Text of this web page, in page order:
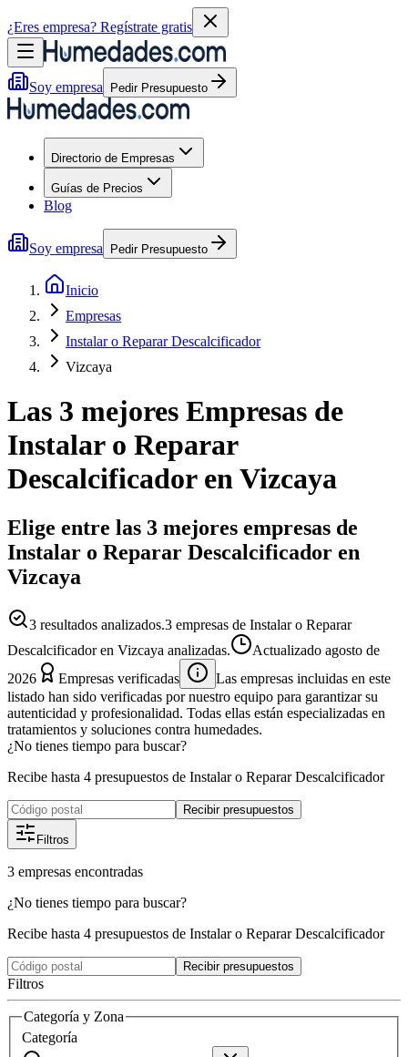
¿Eres empresa? Regístrate gratis
Soy empresa Pedir Presupuesto
Directorio de Empresas
Guías de Precios
Blog
Soy empresa Pedir Presupuesto
Inicio
Empresas
Instalar o Reparar Descalcificador
Vizcaya
Las 3 mejores Empresas de
Instalar o Reparar
DescalcificadorenVizcaya
Elige entre las 3 mejores empresas de
Instalar o Reparar Descalcificador en
Vizcaya
3 resultados analizados.3 empresas de Instalar o Reparar
Descalcificador en Vizcaya analizadas.
Actualizado agosto de
2026
Empresas verificadas
Las empresas incluidas en este
listado han sido verificadas por nuestro equipo para garantizar su
autenticidad y profesionalidad. Todas ellas están especializadas en
tratamientos y soluciones contra humedades.
¿No tienes tiempo para buscar?
Recibe hasta 4 presupuestos de Instalar o Reparar Descalcificador
Recibir presupuestos
Filtros
3 empresas encontradas
¿No tienes tiempo para buscar?
Recibe hasta 4 presupuestos de Instalar o Reparar Descalcificador
Recibir presupuestos
Filtros
Categoría y Zona
Categoría